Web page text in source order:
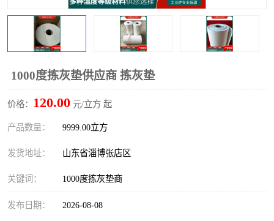
1000度拣灰垫供应商 拣灰垫
价格： 120.00 元/立方 起
产品数量： 9999.00立方
发货地址： 山东省淄博张店区
关键词： 1000度拣灰垫商
发布日期： 2026-08-08